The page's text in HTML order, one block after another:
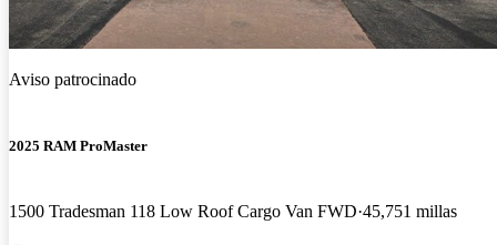
Aviso patrocinado
2025 RAM ProMaster
1500 Tradesman 118 Low Roof Cargo Van FWD 45,751 millas